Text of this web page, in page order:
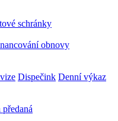
schránky
obnovy
Dispečink Denní výkaz
předaná